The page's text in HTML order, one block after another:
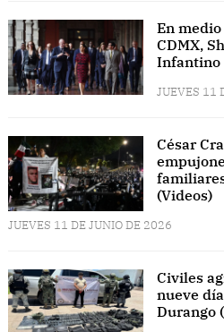
En
CDMX,
Infantino
JUEVES 11
César
(Videos)
JUEVES 11 DE JUNIO DE 2026
Civiles
nueve
Durango